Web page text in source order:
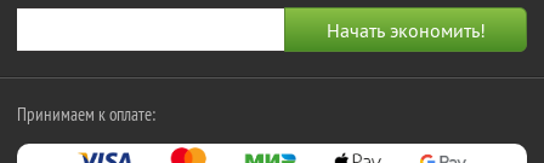
Принимаем к оплате: